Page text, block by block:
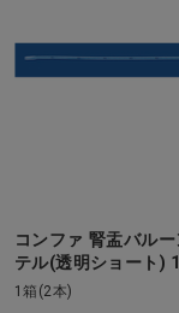
コンファ 腎盂バル
テル(透明ショート)
1箱(2本)